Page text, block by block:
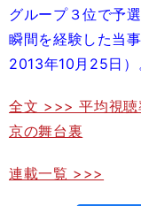
グループ３位で予
瞬間を経験した当
2013年10月25日）
全文 >>> 平均視聴
京の舞台裏
連載一覧 >>>